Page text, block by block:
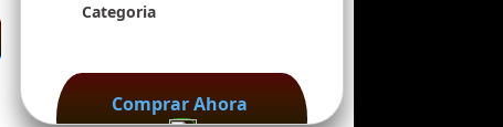
Categoria
Comprar Ahora